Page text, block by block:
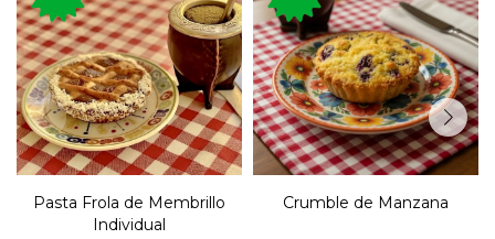
La clásica tarta rellena con
dulce de membrillo.
Pasta Frola de Membrillo
Individual
Masa crocante dulce con
manzana cocida, pasas de
uva, nueces y canela.
Crumble de Manzana